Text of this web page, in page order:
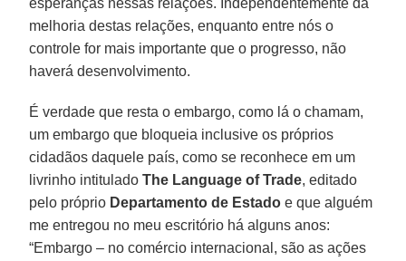
melhoria destas relações, enquanto entre nós o
controle for mais importante que o progresso, não
haverá desenvolvimento.
É verdade que resta o embargo, como lá o chamam,
um embargo que bloqueia inclusive os próprios
cidadãos daquele país, como se reconhece em um
livrinho intituladoThe Language of Trade, editado
pelo próprio Departamento de Estado e que alguém
me entregou no meu escritório há alguns anos:
“Embargo – no comércio internacional, são as ações